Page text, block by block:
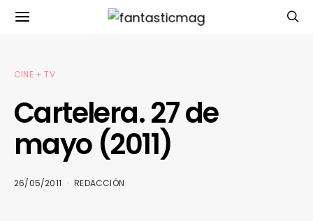
CINE + TV
Cartelera. 27 de
mayo (2011)
26/05/2011 REDACCIÓN